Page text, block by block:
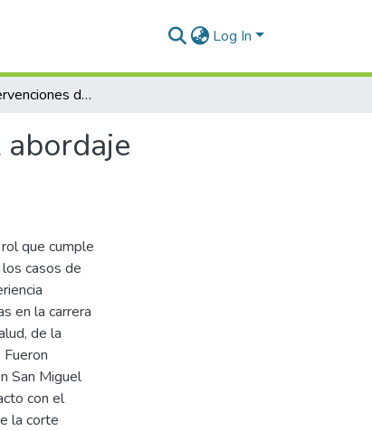
Log In
El rol y las intervenciones del psicólogo forense en el abordaje interdisciplinar del abuso sexual infantil
que cumple
casos de
en la carrera
de la
San Miguel
con el
la corte